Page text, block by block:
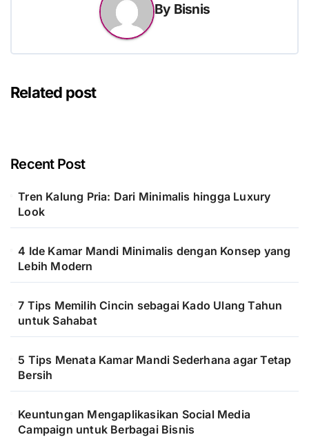
By Bisnis
Related post
Recent Post
Tren Kalung Pria: Dari Minimalis hingga Luxury
Look
4 Ide Kamar Mandi Minimalis dengan Konsep yang
Lebih Modern
7 Tips Memilih Cincin sebagai Kado Ulang Tahun
untuk Sahabat
5 Tips Menata Kamar Mandi Sederhana agar Tetap
Bersih
Keuntungan Mengaplikasikan Social Media
Campaign untuk Berbagai Bisnis